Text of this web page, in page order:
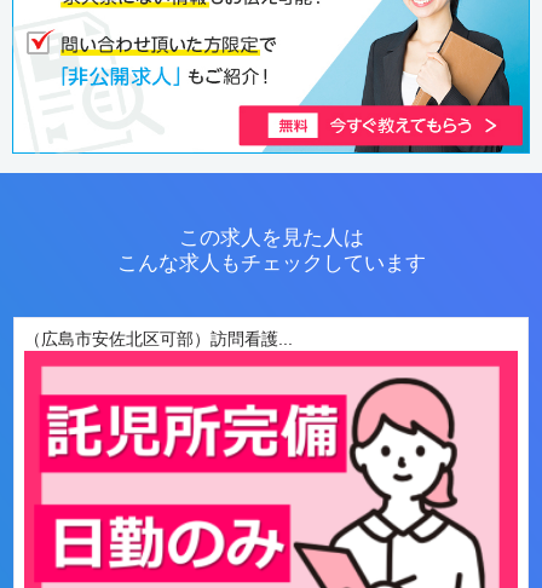
この求人を見た人は
こんな求人もチェックしています
（広島市安佐北区可部）訪問看護...